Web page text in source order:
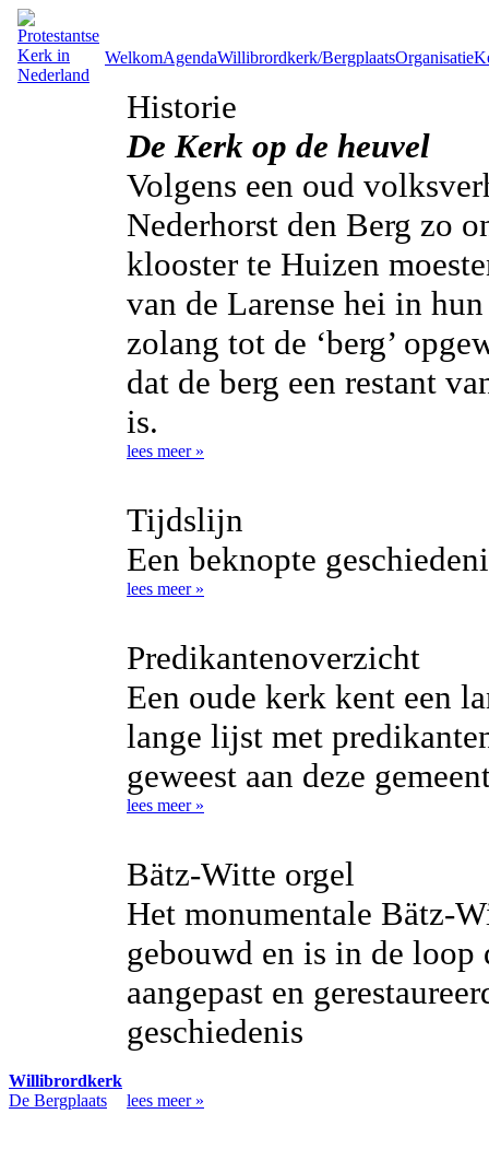
WelkomAgendaWillibrordkerk/BergplaatsOrganisatie
Willibrordkerk
De Bergplaats
Historie
De Kerk op de heuvel
Volgens een oud
Nederhorst den Berg zo
klooster te Huizen
van de Larense hei in
zolang tot de ‘berg’
dat de berg een restant
is.
lees meer »
Tijdslijn
Een beknopte
lees meer »
Predikantenoverzicht
Een oude kerk kent een
lange lijst met
geweest aan deze
lees meer »
Bätz-Witte orgel
Het monumentale Bätz-
gebouwd en is in de loop
aangepast en
geschiedenis
lees meer »